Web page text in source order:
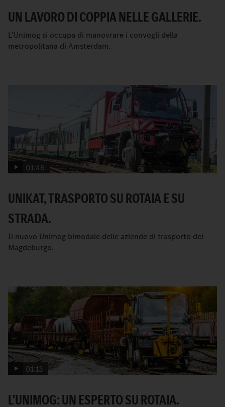
UN LAVORO DI COPPIA NELLE GALLERIE.
L'Unimog si occupa di manovrare i convogli della
metropolitana di Amsterdam.
01:46
UNIKAT, TRASPORTO SU ROTAIA E SU
STRADA.
Il nuovo Unimog bimodale delle aziende di trasporto del
Magdeburgo.
01:13
L'UNIMOG: UN ESPERTO SU ROTAIA.